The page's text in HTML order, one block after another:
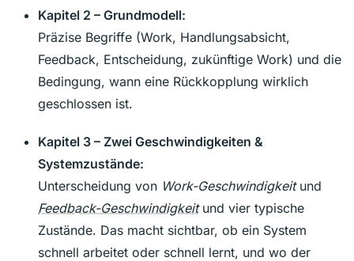
Kapitel 2 – Grundmodell:
Präzise Begriffe (Work, Handlungsabsicht,
Feedback, Entscheidung, zukünftige Work) und die
Bedingung, wann eine Rückkopplung wirklich
geschlossen ist.
Kapitel 3 – Zwei Geschwindigkeiten &
Systemzustände:
Unterscheidung von Work-Geschwindigkeitund
Feedback-Geschwindigkeitund vier typische
Zustände. Das macht sichtbar, ob ein System
schnell arbeitet oder schnell lernt, und wo der